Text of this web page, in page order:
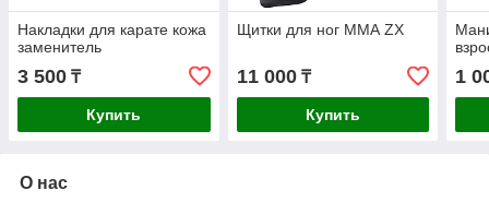
Накладки для карате кожа
заменитель
3 500 ₸
Купить
Щитки для ног ММА ZX
11 000₸
Купить
1
О нас